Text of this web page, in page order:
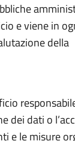
e viene in
della
dei dati o
e le misure